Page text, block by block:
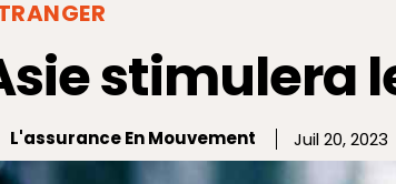
stimulera
L'assurance En Mouvement Juil 20, 2023